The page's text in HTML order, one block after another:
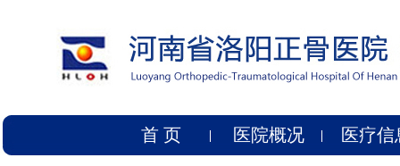
首 页 医院概况 医疗信